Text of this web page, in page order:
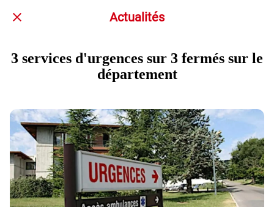
Actualités
3 services d'urgences sur 3 fermés sur le
département